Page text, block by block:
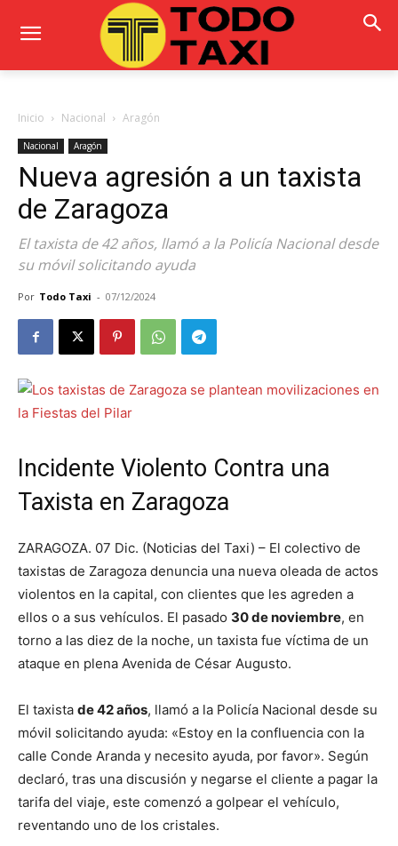
Inicio Nacional Aragón
Nacional Aragón
Nueva agresión a un taxista
de Zaragoza
El taxista de 42 años, llamó a la Policía Nacional desde
su móvil solicitando ayuda
Por Todo Taxi - 07/12/2024
Incidente Violento Contra una
Taxista en Zaragoza
ZARAGOZA. 07 Dic. (Noticias del Taxi) – El colectivo de
taxistas de Zaragoza denuncia una nueva oleada de actos
violentos en la capital, con clientes que les agreden a
ellos o a sus vehículos. El pasado 30 de noviembre, en
torno a las diez de la noche, un taxista fue víctima de un
ataque en plena Avenida de César Augusto.
El taxista de 42 años, llamó a la Policía Nacional desde su
móvil solicitando ayuda: «Estoy en la confluencia con la
calle Conde Aranda y necesito ayuda, por favor». Según
declaró, tras una discusión y negarse el cliente a pagar la
tarifa del viaje, este comenzó a golpear el vehículo,
reventando uno de los cristales.